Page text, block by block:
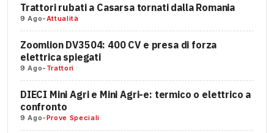
Trattori rubati a Casarsa tornati dalla Romania
9 Ago-Attualità
Zoomlion DV3504: 400 CV e presa di forza
elettrica spiegati
9 Ago- Trattori
DIECI Mini Agri e Mini Agri-e: termico o elettrico a
confronto
9 Ago-Prove Speciali